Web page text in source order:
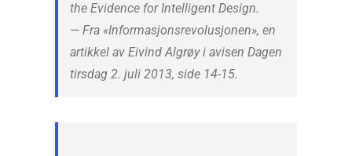
the Evidence for Intelligent Design.
— Fra «Informasjonsrevolusjonen», en
artikkel av Eivind Algrøy i avisen Dagen
tirsdag 2. juli 2013, side 14-15.